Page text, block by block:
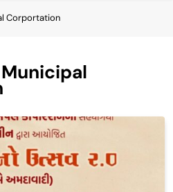
Corportation